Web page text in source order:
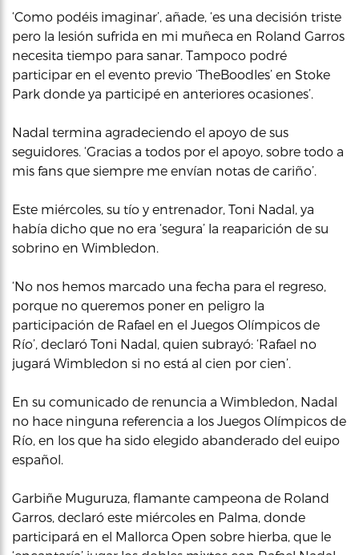
‘Como podéis imaginar’, añade, ‘es una decisión triste
pero la lesión sufrida en mi muñeca en Roland Garros
necesita tiempo para sanar. Tampoco podré
participar en el evento previo ‘TheBoodles’ en Stoke
Park donde ya participé en anteriores ocasiones’.
Nadal termina agradeciendo el apoyo de sus
seguidores. ‘Gracias a todos por el apoyo, sobre todo a
mis fans que siempre me envían notas de cariño’.
Este miércoles, su tío y entrenador, Toni Nadal, ya
había dicho que no era ‘segura’ la reaparición de su
sobrino en Wimbledon.
‘No nos hemos marcado una fecha para el regreso,
porque no queremos poner en peligro la
participación de Rafael en el Juegos Olímpicos de
Río’, declaró Toni Nadal, quien subrayó: ‘Rafael no
jugará Wimbledon si no está al cien por cien’.
En su comunicado de renuncia a Wimbledon, Nadal
no hace ninguna referencia a los Juegos Olímpicos de
Río, en los que ha sido elegido abanderado del euipo
español.
Garbiñe Muguruza, flamante campeona de Roland
Garros, declaró este miércoles en Palma, donde
participará en el Mallorca Open sobre hierba, que le